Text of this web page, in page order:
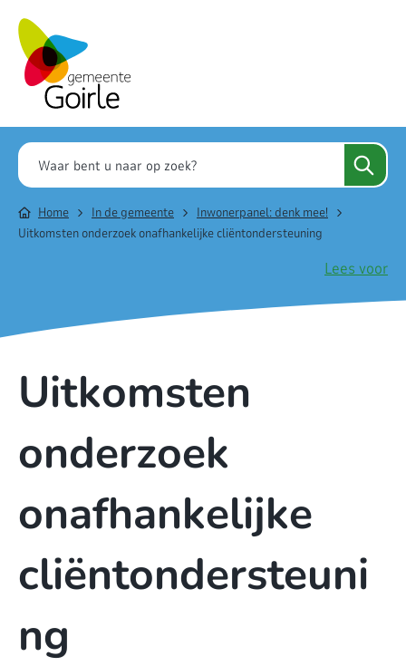
Home In de gemeente
Inwonerpanel: denk mee!
Uitkomsten onderzoek onafhankelijke cliëntondersteuning
Lees voor
Uitkomsten
onderzoek
onafhankelijke
cliëntondersteuni
ng